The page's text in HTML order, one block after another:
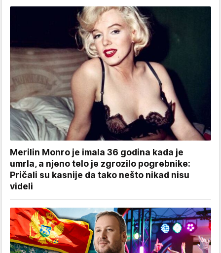
Merilin Monro je imala 36 godina kada je
umrla, a njeno telo je zgrozilo pogrebnike:
Pričali su kasnije da tako nešto nikad nisu
videli